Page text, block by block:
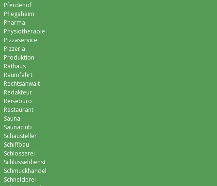
Pferdehof
Pflegeheim
Pharma
Physiotherapie
Pizzaservice
Pizzeria
Produktion
Rathaus
Raumfahrt
Rechtsanwalt
Redakteur
Reisebüro
Restaurant
Sauna
Saunaclub
Schausteller
Schiffbau
Schlosserei
Schlüsseldienst
Schmuckhandel
Schneiderei